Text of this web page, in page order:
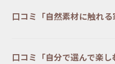
口コミ「自然素材に触れる
口コミ「自分で選んで楽し